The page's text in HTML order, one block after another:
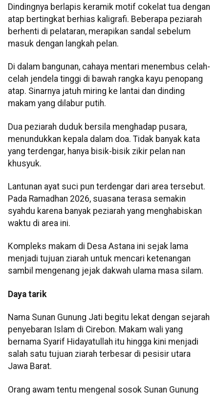
Dindingnya berlapis keramik motif cokelat tua dengan
atap bertingkat berhias kaligrafi. Beberapa peziarah
berhenti di pelataran, merapikan sandal sebelum
masuk dengan langkah pelan.
Di dalam bangunan, cahaya mentari menembus celah-
celah jendela tinggi di bawah rangka kayu penopang
atap. Sinarnya jatuh miring ke lantai dan dinding
makam yang dilabur putih.
Dua peziarah duduk bersila menghadap pusara,
menundukkan kepala dalam doa. Tidak banyak kata
yang terdengar, hanya bisik-bisik zikir pelan nan
khusyuk.
Lantunan ayat suci pun terdengar dari area tersebut.
Pada Ramadhan 2026, suasana terasa semakin
syahdu karena banyak peziarah yang menghabiskan
waktu di area ini.
Kompleks makam di Desa Astana ini sejak lama
menjadi tujuan ziarah untuk mencari ketenangan
sambil mengenang jejak dakwah ulama masa silam.
Daya tarik
Nama Sunan Gunung Jati begitu lekat dengan sejarah
penyebaran Islam di Cirebon. Makam wali yang
bernama Syarif Hidayatullah itu hingga kini menjadi
salah satu tujuan ziarah terbesar di pesisir utara
Jawa Barat.
Orang awam tentu mengenal sosok Sunan Gunung